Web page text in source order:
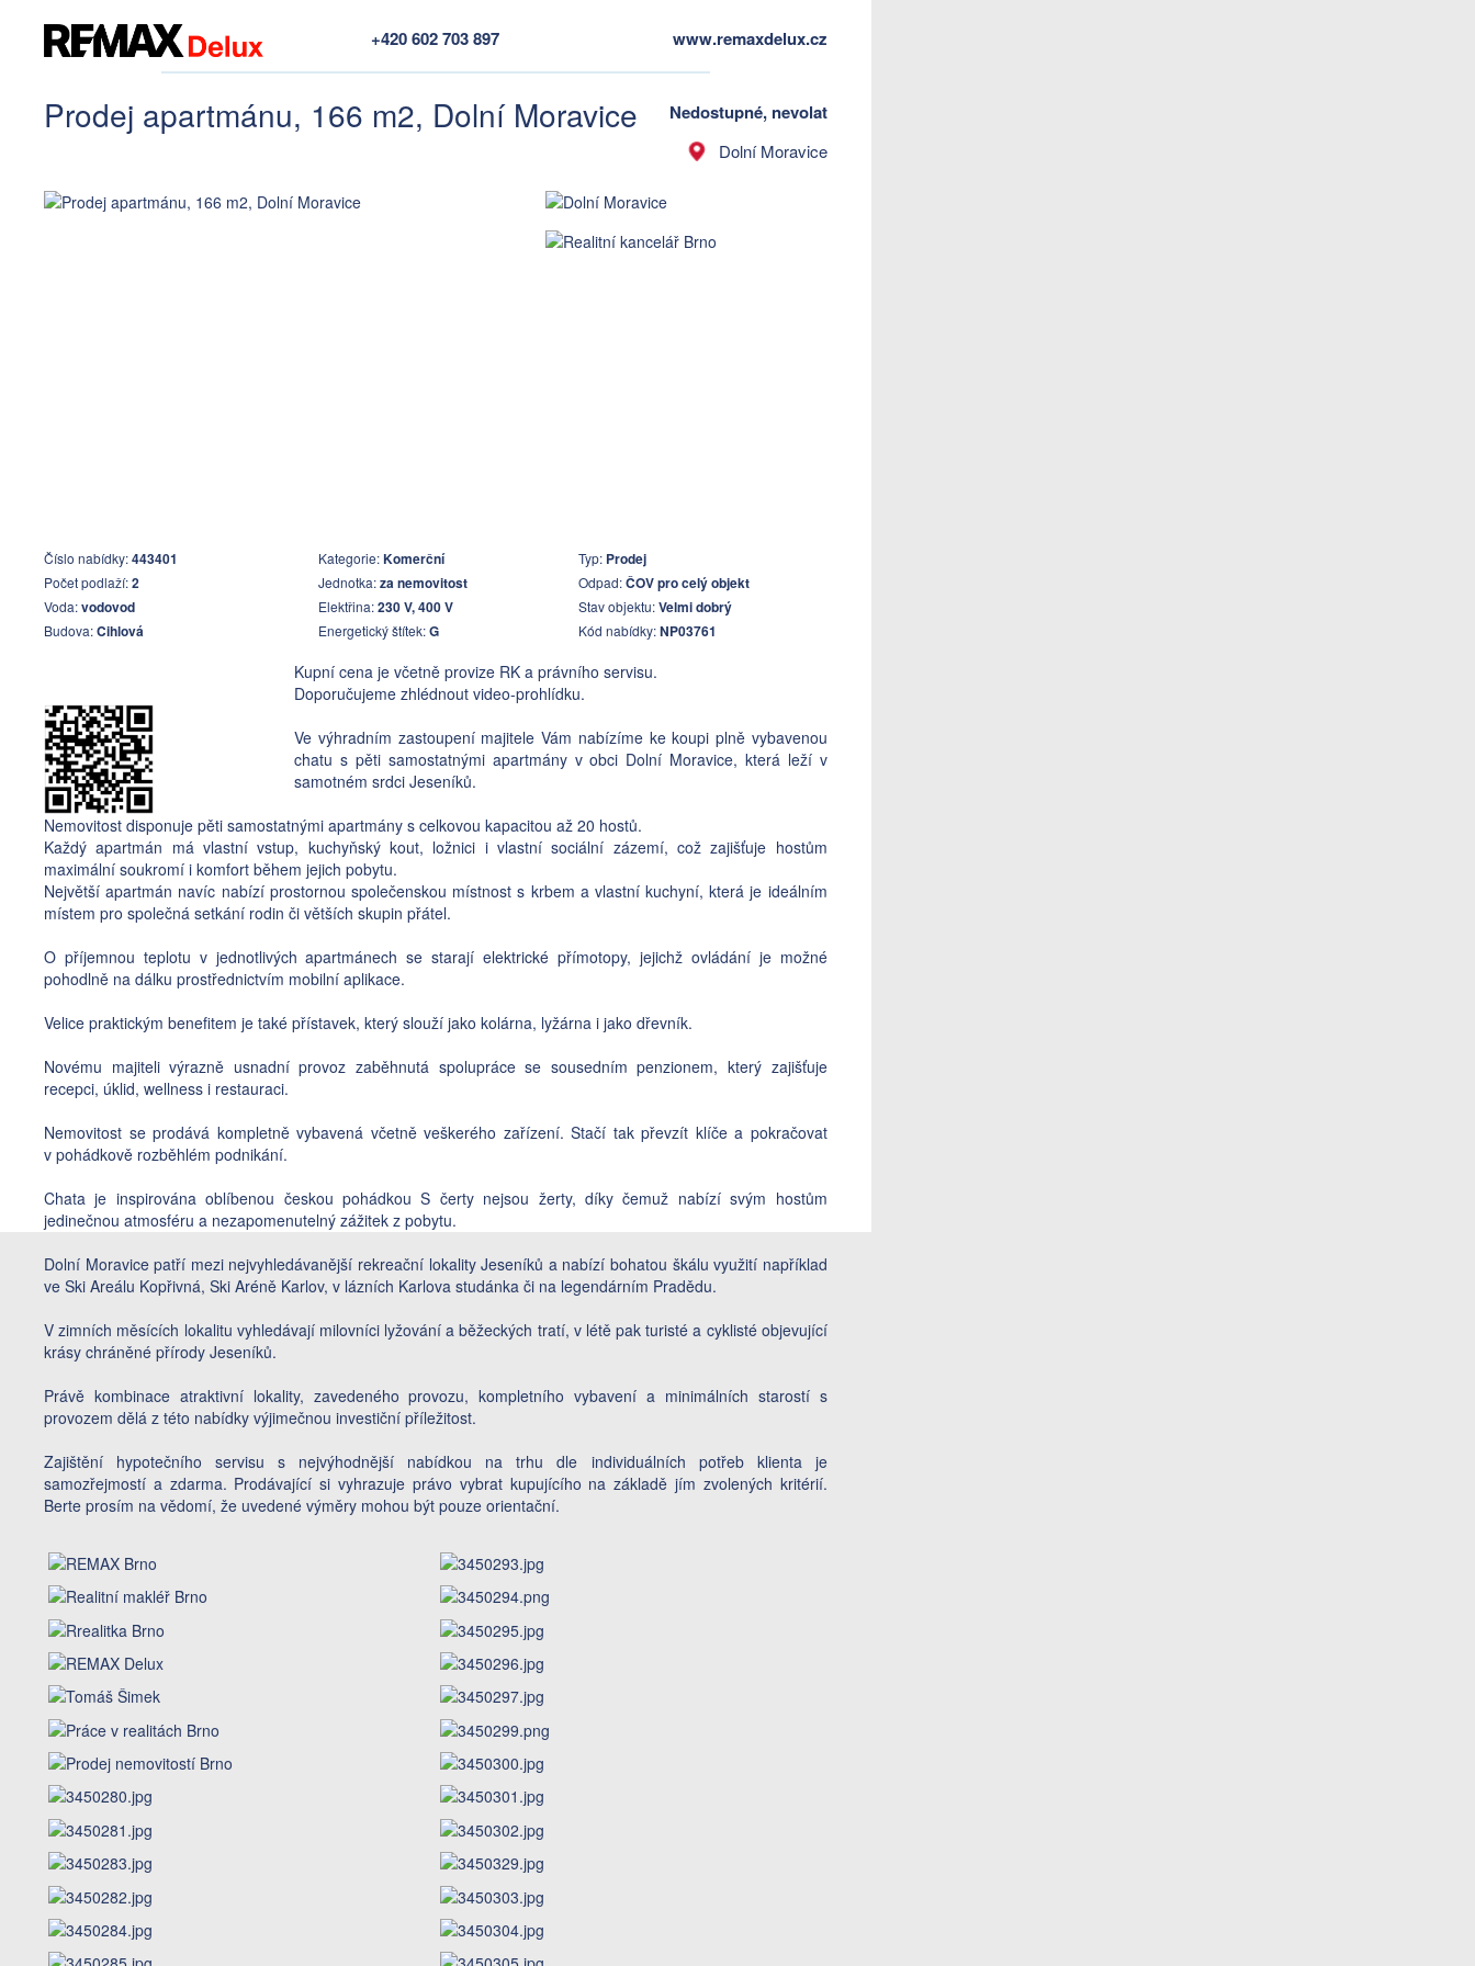
+420 602 703 897 www.remaxdelux.cz
Prodej apartmánu, 166 m2, Dolní Moravice Nedostupné, nevolat
Dolní Moravice
Číslo nabídky:443401 Kategorie:Komerční Typ: Prodej
Počet podlaží:2 Jednotka:za nemovitost Odpad:ČOV pro celý objekt
Voda:vodovod Elektřina:230 V, 400 V Stav objektu:Velmi dobrý
Budova:Cihlová Energetický štítek:G Kód nabídky:NP03761
Kupní cena je včetně provize RK a právního servisu.
Doporučujeme zhlédnout video-prohlídku.
Ve výhradním zastoupení majitele Vám nabízíme ke koupi plně vybavenou
chatu s pěti samostatnými apartmány v obci Dolní Moravice, která leží v
samotném srdci Jeseníků.
Nemovitost disponuje pěti samostatnými apartmány s celkovou kapacitou až 20 hostů.
Každý apartmán má vlastní vstup, kuchyňský kout, ložnici i vlastní sociální zázemí, což zajišťuje hostům
maximální soukromí i komfort během jejich pobytu.
Největší apartmán navíc nabízí prostornou společenskou místnost s krbem a vlastní kuchyní, která je ideálním
místem pro společná setkání rodin či větších skupin přátel.
O příjemnou teplotu v jednotlivých apartmánech se starají elektrické přímotopy, jejichž ovládání je možné
pohodlně na dálku prostřednictvím mobilní aplikace.
Velice praktickým benefitem je také přístavek, který slouží jako kolárna, lyžárna i jako dřevník.
Novému majiteli výrazně usnadní provoz zaběhnutá spolupráce se sousedním penzionem, který zajišťuje
recepci, úklid, wellness i restauraci.
Nemovitost se prodává kompletně vybavená včetně veškerého zařízení. Stačí tak převzít klíče a pokračovat
v pohádkově rozběhlém podnikání.
Chata je inspirována oblíbenou českou pohádkou S čerty nejsou žerty, díky čemuž nabízí svým hostům
jedinečnou atmosféru a nezapomenutelný zážitek z pobytu.
Dolní Moravice patří mezi nejvyhledávanější rekreační lokality Jeseníků a nabízí bohatou škálu využití například
ve Ski Areálu Kopřivná, Ski Aréně Karlov, v lázních Karlova studánka či na legendárním Pradědu.
V zimních měsících lokalitu vyhledávají milovníci lyžování a běžeckých tratí, v létě pak turisté a cyklisté objevující
krásy chráněné přírody Jeseníků.
Právě kombinace atraktivní lokality, zavedeného provozu, kompletního vybavení a minimálních starostí s
provozem dělá z této nabídky výjimečnou investiční příležitost.
Zajištění hypotečního servisu s nejvýhodnější nabídkou na trhu dle individuálních potřeb klienta je
samozřejmostí a zdarma. Prodávající si vyhrazuje právo vybrat kupujícího na základě jím zvolených kritérií.
Berte prosím na vědomí, že uvedené výměry mohou být pouze orientační.